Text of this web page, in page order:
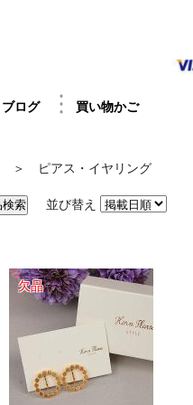
ブログ 買い物かご
＞ ピアス・イヤリング
並び替え
欠品